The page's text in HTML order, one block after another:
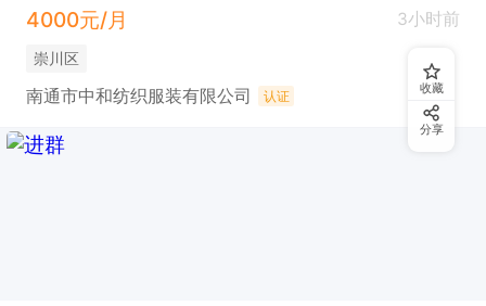
4000元/月
3小时前
崇川区
南通市中和纺织服装有限公司 认证 收藏
分享